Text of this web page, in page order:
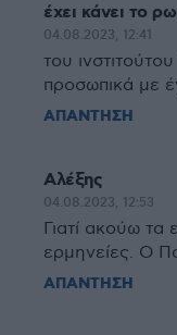
έχει κάνει το
04.08.2023, 12:41
του
προσωπικά με
ΑΠΑΝΤΗΣΗ
Αλέξης
04.08.2023, 12:53
Γιατί ακούω τα
ερμηνείες. Ο
ΑΠΑΝΤΗΣΗ